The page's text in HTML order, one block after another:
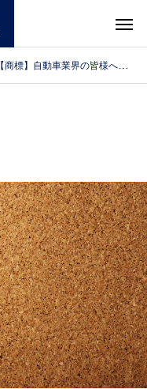
【商標】自動車業界の皆様へ